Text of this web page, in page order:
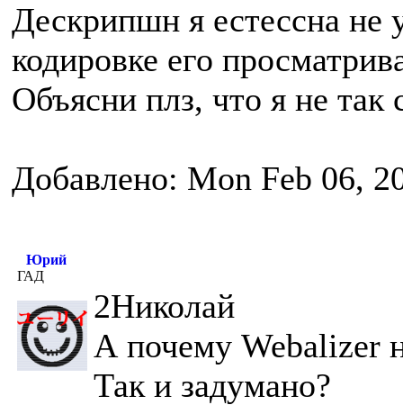
Дескрипшн я естессна не
кодировке его
Объясни плз, что я не так
Добавлено: Mon Feb 06,
Юрий
ГАД
2Николай
А почему Webalizer
Так и задумано?